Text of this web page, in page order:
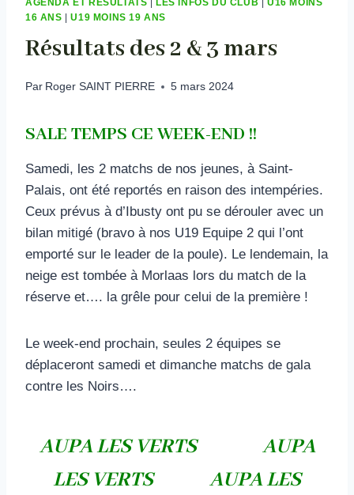
16 ANS |U19 MOINS 19 ANS
Résultats des 2 & 3 mars
Par Roger SAINT PIERRE 5 mars 2024
SALE TEMPS CE WEEK-END !!
Samedi, les 2 matchs de nos jeunes, à Saint-
Palais, ont été reportés en raison des intempéries.
Ceux prévus à d’Ibusty ont pu se dérouler avec un
bilan mitigé (bravo à nos U19 Equipe 2 qui l’ont
emporté sur le leader de la poule). Le lendemain, la
neige est tombée à Morlaas lors du match de la
réserve et…. la grêle pour celui de la première !
Le week-end prochain, seules 2 équipes se
déplaceront samedi et dimanche matchs de gala
contre les Noirs….
AUPA LES VERTS AUPA
LES VERTS AUPA LES